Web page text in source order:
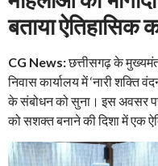
बताया ऐतिहासिक
CG News:छत्तीसगढ़ के
निवास कार्यालय में ‘नारी शक्ति
के संबोधन को सुना। इस अवसर
को सशक्त बनाने की दिशा में एक